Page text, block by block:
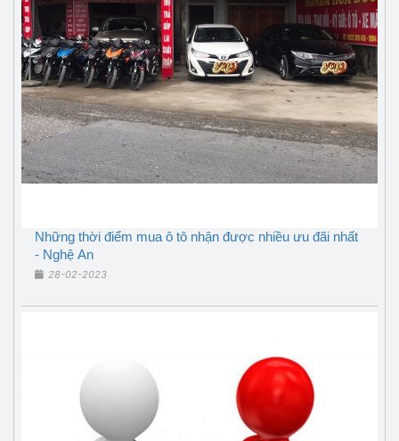
Những thời điểm mua ô tô nhận được nhiều ưu đãi nhất
- Nghệ An
28-02-2023